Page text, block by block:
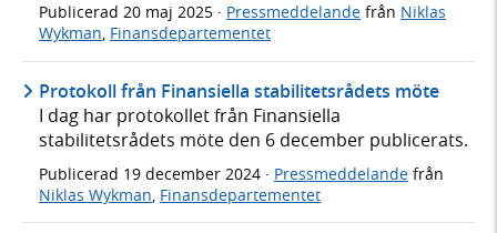
Publicerad 20 maj 2025 · Pressmeddelande från Niklas
Wykman, Finansdepartementet
Protokoll från Finansiella stabilitetsrådets möte
I dag har protokollet från Finansiella
stabilitetsrådets möte den 6 december publicerats.
Publicerad 19 december 2024 · Pressmeddelande från
Niklas Wykman, Finansdepartementet